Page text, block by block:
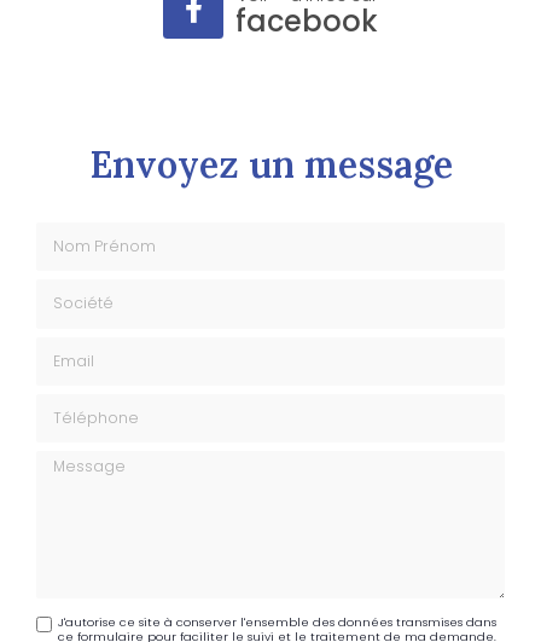
facebook
Envoyez un message
Message
J'autorise ce site à conserver l'ensemble des données transmises dans
ce formulaire pour faciliter le suivi et le traitement de ma demande.